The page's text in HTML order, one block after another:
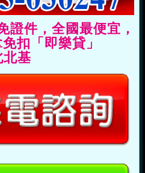
證件，全國最便宜，
扣「即樂貸」
北基